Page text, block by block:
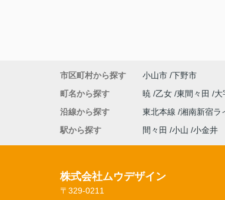
市区町村から探す 小山市 下野市
町名から探す
暁 乙女 東間々田 大
沿線から探す
東北本線 湘南新宿ラ
駅から探す
間々田 小山 小金井
株式会社ムウデザイン
〒329-0211